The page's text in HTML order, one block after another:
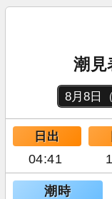
潮見
日出
04:41
潮時